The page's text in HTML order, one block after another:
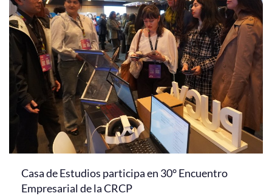
Casa de Estudios participa en 30° Encuentro
Empresarial de la CRCP